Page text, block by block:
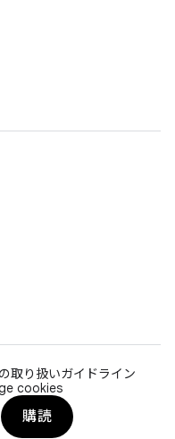
取り扱いガイドライン
cookies
購読